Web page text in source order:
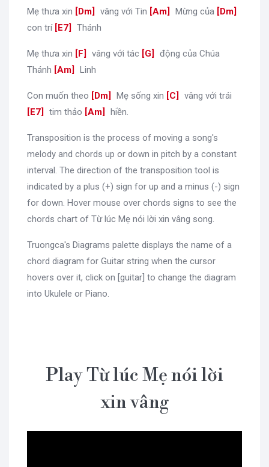
Mẹ thưa xin [Dm vâng với Tin [Am Mừng của [Dm
con trí [E7 Thánh
Mẹ thưa xin [F vâng với tác [G
động của Chúa
Thánh [Am Linh
Con muốn theo [Dm Mẹ sống xin [C vâng với trái
E7
tim thảo [Am hiền.
Transposition is the process of moving a song's
melody and chords up or down in pitch by a constant
interval. The direction of the transposition tool is
indicated by a plus (+) sign for up and a minus (-) sign
for down. Hover mouse over chords signs to see the
chords chart of Từ lúc Mẹ nói lời xin vâng song.
Truongca's Diagrams palette displays the name of a
chord diagram for Guitar string when the cursor
hovers over it, click on [guitar] to change the diagram
into Ukulele or Piano.
Play Từ lúc Mẹ nói lời
xin vâng